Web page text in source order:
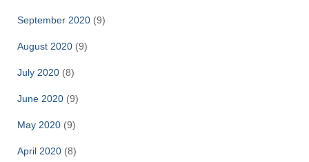
September 2020 (9)
August 2020 (9)
July 2020 (8)
June 2020 (9)
May 2020 (9)
April 2020 (8)